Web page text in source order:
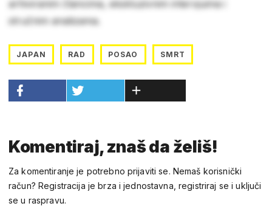
arhiviranim člancima, ekskluzivnim intervjuima i
stručnim analizama.
JAPAN RAD POSAO SMRT
Komentiraj, znaš da želiš!
Za komentiranje je potrebno prijaviti se. Nemaš korisnički
račun? Registracija je brza i jednostavna, registriraj se i uključi
se u raspravu.